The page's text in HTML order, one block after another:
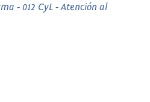
- 012 CyL - Atención al